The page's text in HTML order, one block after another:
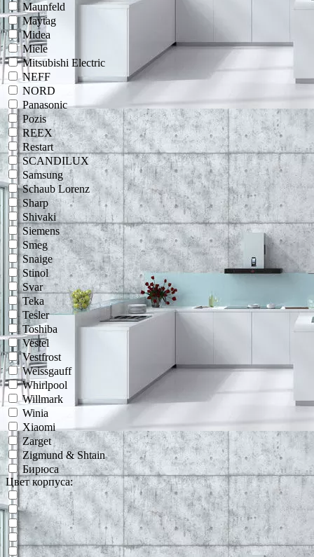
Maunfeld
Maytag
Midea
Miele
Mitsubishi Electric
NEFF
NORD
Panasonic
Pozis
REEX
Restart
SCANDILUX
Samsung
Schaub Lorenz
Sharp
Shivaki
Siemens
Smeg
Snaige
Stinol
Svar
Teka
Tesler
Toshiba
Vestel
Vestfrost
Weissgauff
Whirlpool
Willmark
Winia
Xiaomi
Zarget
Zigmund & Shtain
Бирюса
Цвет корпуса: